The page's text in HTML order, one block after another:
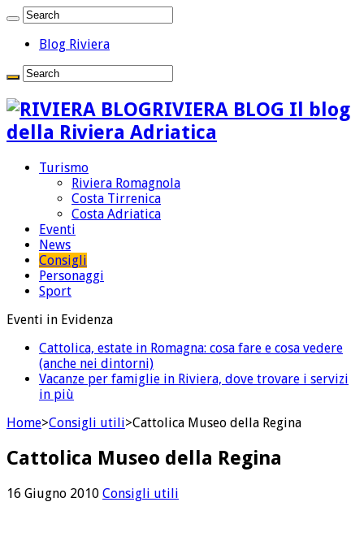
Blog Riviera
RIVIERA BLOG Il blog
della Riviera Adriatica
Turismo
Riviera Romagnola
Costa Tirrenica
Costa Adriatica
Eventi
News
Consigli
Personaggi
Sport
Eventi in Evidenza
Cattolica, estate in Romagna: cosa fare e cosa vedere
(anche nei dintorni)
Vacanze per famiglie in Riviera, dove trovare i servizi
in più
Home>Consigli utili>Cattolica Museo della Regina
Cattolica Museo della Regina
16 Giugno 2010 Consigli utili